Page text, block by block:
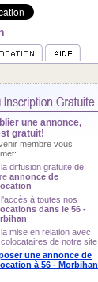
une annonce,
gratuit!
membre vous
diffusion gratuite de
annonce de
à toutes nos
dans le 56 -
mise en relation avec
de notre site
une annonce de
à 56 - Morbihan